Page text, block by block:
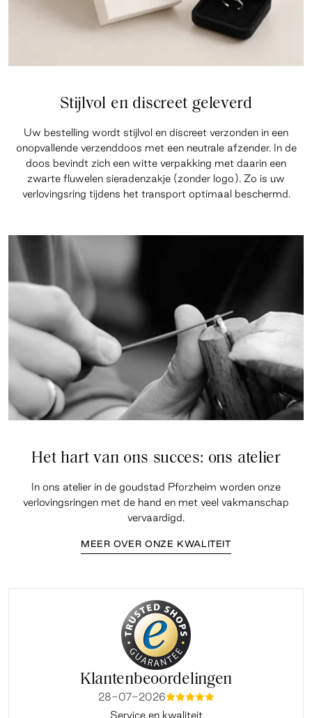
Stijlvol en discreet geleverd
Uw bestelling wordt stijlvol en discreet verzonden in een
onopvallende verzenddoos met een neutrale afzender. In de
doos bevindt zich een witte verpakking met daarin een
zwarte fluwelen sieradenzakje (zonder logo). Zo is uw
verlovingsring tijdens het transport optimaal beschermd.
Het hart van ons succes: ons atelier
In ons atelier in de goudstad Pforzheim worden onze
verlovingsringen met de hand en met veel vakmanschap
vervaardigd.
MEER OVER ONZE KWALITEIT
Klantenbeoordelingen
28-07-2026mmmmm
Service en kwaliteit